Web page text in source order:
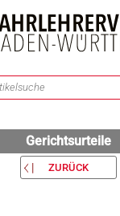
Gerichtsurteile
ZURÜCK